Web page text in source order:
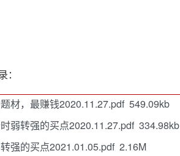
：
材，最赚钱2020.11.27.pdf 549.09kb
弱转强的买点2020.11.27.pdf 334.98kb
强的买点2021.01.05.pdf 2.16M